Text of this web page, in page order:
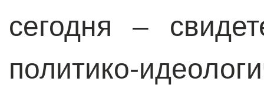
сегодня –
политико-